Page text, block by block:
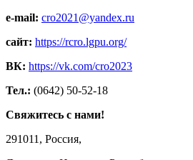
e-mail: cro2021@yandex.ru
сайт: https://rcro.lgpu.org/
ВК: https://vk.com/cro2023
Тел.: (0642) 50-52-18
Свяжитесь с нами!
291011, Россия,